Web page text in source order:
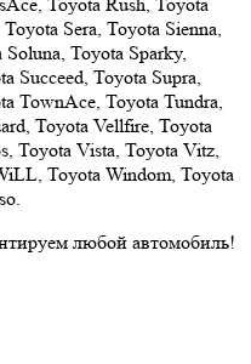
Sera, Toyota Sienna,
Toyota Sparky,
Succeed, Toyota Supra,
TownAce, Toyota Tundra,
Toyota Vellfire, Toyota
Toyota Vista, Toyota Vitz,
Toyota Windom, Toyota
любой автомобиль!